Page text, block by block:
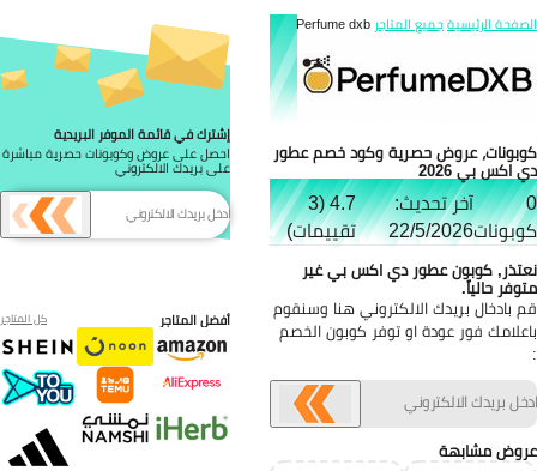
عروض حصرية وكود خصم عطور
اكس بي 2026
آخر تحديث:
22/5/2026
4.7 (3
تقييمات)
كوبون عطور دي اكس بي غير
حالياً.
بادخال بريدك الالكتروني هنا وسنقوم
فور عودة او توفر كوبون الخصم
مشابهة
الرئيسيةجميع المتاجرPerfume dxb
إشترك في قائمة الموفر البريدية
احصل على عروض وكوبونات حصرية مباشرة
على بريدك الالكتروني
أفضل المتاجر كل المتاجر